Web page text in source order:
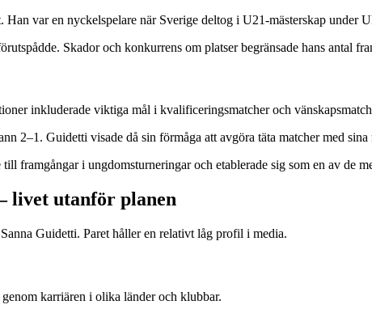
var en nyckelspelare när Sverige deltog i U21-mästerskap under
Skador och konkurrens om platser begränsade hans antal
inkluderade viktiga mål i kvalificeringsmatcher och
2–1. Guidetti visade då sin förmåga att avgöra täta matcher med sina
framgångar i ungdomsturneringar och etablerade sig som en av de
livet utanför planen
Guidetti. Paret håller en relativt låg profil i media.
karriären i olika länder och klubbar.